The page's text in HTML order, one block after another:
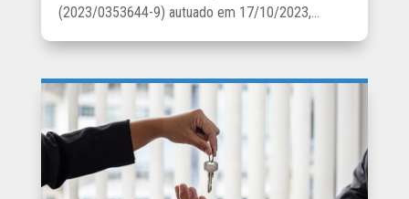
(2023/0353644-9) autuado em 17/10/2023,...